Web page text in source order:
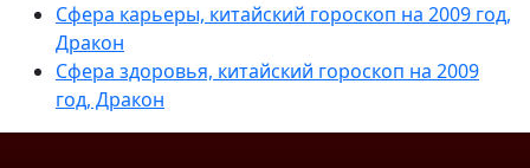
Сфера карьеры, китайский гороскоп на 2009 год,
Дракон
Сфера здоровья, китайский гороскоп на 2009
год, Дракон